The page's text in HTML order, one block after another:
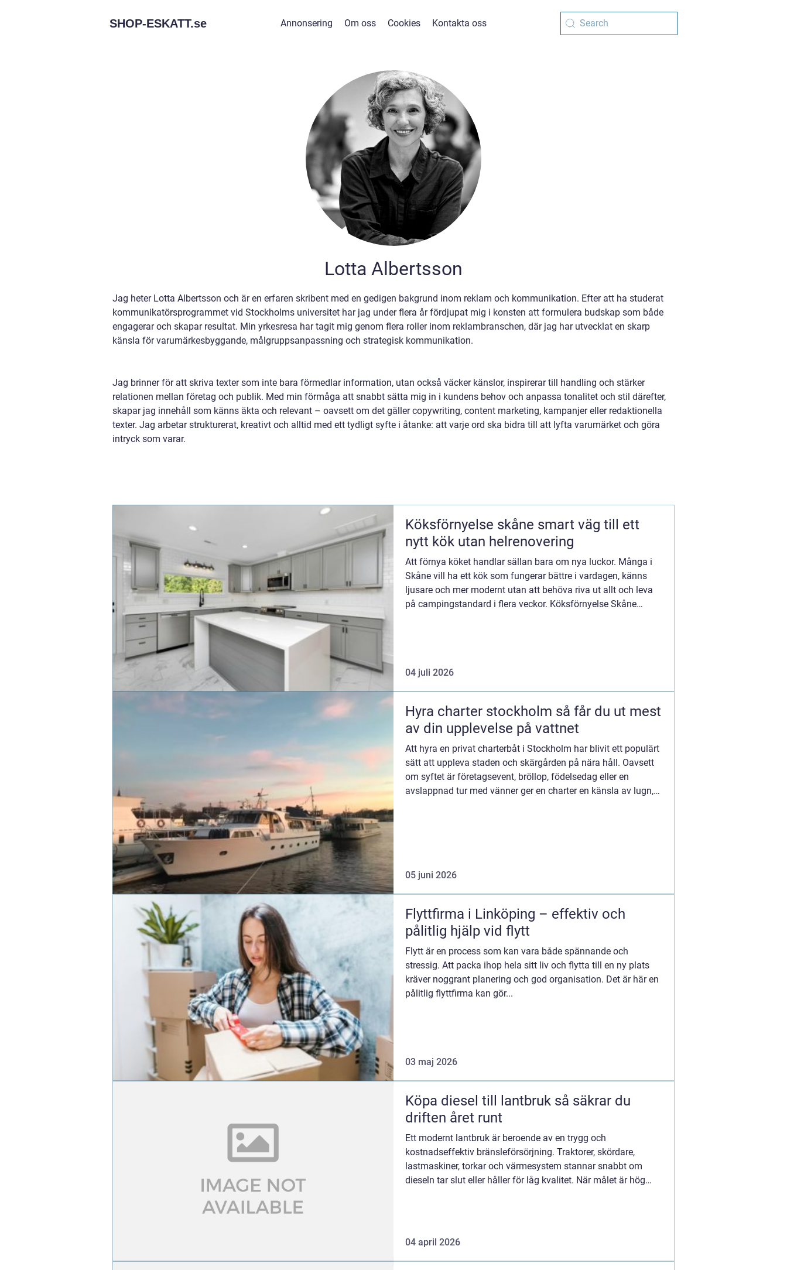
SHOP-ESKATT.se Annonsering Om oss Cookies Kontakta oss
Lotta Albertsson
Jag heter Lotta Albertsson och är en erfaren skribent med en gedigen bakgrund inom reklam och kommunikation. Efter att ha studerat
kommunikatörsprogrammet vid Stockholms universitet har jag under flera år fördjupat mig i konsten att formulera budskap som både
engagerar och skapar resultat. Min yrkesresa har tagit mig genom flera roller inom reklambranschen, där jag har utvecklat en skarp
känsla för varumärkesbyggande, målgruppsanpassning och strategisk kommunikation.
Jag brinner för att skriva texter som inte bara förmedlar information, utan också väcker känslor, inspirerar till handling och stärker
relationen mellan företag och publik. Med min förmåga att snabbt sätta mig in i kundens behov och anpassa tonalitet och stil därefter,
skapar jag innehåll som känns äkta och relevant – oavsett om det gäller copywriting, content marketing, kampanjer eller redaktionella
texter. Jag arbetar strukturerat, kreativt och alltid med ett tydligt syfte i åtanke: att varje ord ska bidra till att lyfta varumärket och göra
intryck som varar.
Köksförnyelse skåne smart väg till ett
nytt kök utan helrenovering
Att förnya köket handlar sällan bara om nya luckor. Många i
Skåne vill ha ett kök som fungerar bättre i vardagen, känns
ljusare och mer modernt utan att behöva riva ut allt och leva
på campingstandard i flera veckor. Köksförnyelse Skåne
04 juli 2026
Hyra charter stockholm så får du ut mest
av din upplevelse på vattnet
Att hyra en privat charterbåt i Stockholm har blivit ett populärt
sätt att uppleva staden och skärgården på nära håll. Oavsett
om syftet är företagsevent, bröllop, födelsedag eller en
avslappnad tur med vänner ger en charter en känsla av lugn,
05 juni 2026
Flyttfirma i Linköping – effektiv och
pålitlig hjälp vid flytt
Flytt är en process som kan vara både spännande och
stressig. Att packa ihop hela sitt liv och flytta till en ny plats
kräver noggrant planering och god organisation. Det är här en
pålitlig flyttfirma kan gör...
03 maj 2026
Köpa diesel till lantbruk så säkrar du
driften året runt
Ett modernt lantbruk är beroende av en trygg och
kostnadseffektiv bränsleförsörjning. Traktorer, skördare,
lastmaskiner, torkar och värmesystem stannar snabbt om
dieseln tar slut eller håller för låg kvalitet. När målet är hög
04 april 2026